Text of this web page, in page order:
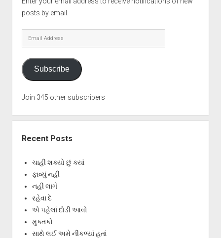
posts by email.
Email
Address
Subscribe
Join 345 other subscribers
Recent Posts
ચાહી શક્યો છું ક્યાં
ફાવ્યું નહીં
નહીં લાગે
રહેવા દે
એ પહેલાં દોડી આવો
મુક્તકો
સાથે લઈ અમે નીકળ્યાં હતાં